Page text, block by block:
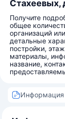
Стахеевых,
Получите
общее
организаций
детальные
постройки,
материалы,
название,